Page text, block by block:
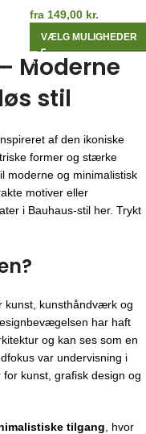
fra 149,00 kr.
VÆLG MULIGHEDER
Moderne
stil
af den ikoniske
former og stærke
moderne og minimalistisk
motiver eller
i Bauhaus-stil her. Trykt
kunst, kunsthåndværk og
har haft
og kan ses som en
var undervisning i
kunst, grafisk design og
tilgang , hvor